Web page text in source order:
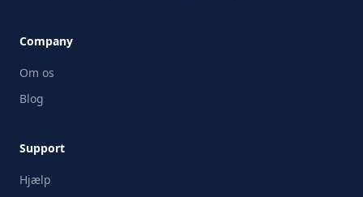
Company
Om os
Blog
Support
Hjælp